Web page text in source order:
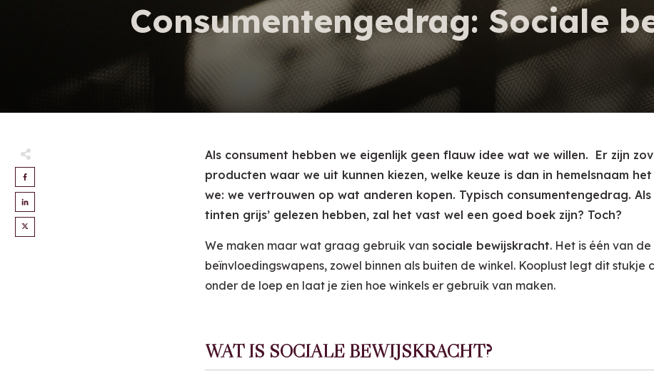
Consumentengedrag: Sociale
Als consument hebben we eigenlijk geen flauw idee wat we willen. Er zijn
producten waar we uit kunnen kiezen, welke keuze is dan in hemelsnaam
we: we vertrouwen op wat anderen kopen. Typisch consumentengedrag. Als
tinten grijs’ gelezen hebben, zal het vast wel een goed boek zijn? Toch?
We maken maar wat graag gebruik van sociale bewijskracht. Het is één van
beïnvloedingswapens, zowel binnen als buiten de winkel. Kooplust legt dit stukje
onder de loep en laat je zien hoe winkels er gebruik van maken.
WAT IS SOCIALE BEWIJSKRACHT?